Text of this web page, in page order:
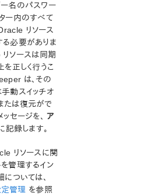
インストレーションガイド
テクニカルドキュメンテーショ
ーキット
管理ガイド
Balancer probe reply
ダクション
PostgreSQL Recovery Kit イン
Kit イントロダクション
ー名のパスワー
ー内のすべて
リソース
る必要がありま
ソースは同期
を正しく行うこ
は、その
動スイッチオ
たは復元がで
ッセージを、ア
記録します。
リソースに関
管理するイン
については、
管理 を参照